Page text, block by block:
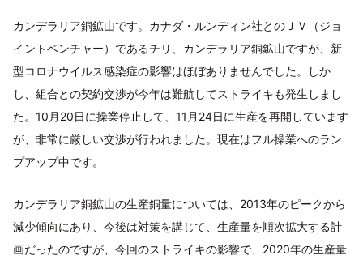
カンデラリア銅鉱山です。カナダ・ルンディン社とのＪＶ（ジョ
イントベンチャー）であるチリ、カンデラリア銅鉱山ですが、新
型コロナウイルス感染症の影響はほぼありませんでした。しか
し、組合との契約交渉が今年は難航してストライキも発生しまし
た。10月20日に操業停止して、11月24日に生産を再開しています
が、非常に厳しい交渉が行われました。現在はフル操業へのラン
プアップ中です。
カンデラリア銅鉱山の生産銅量については、2013年のピークから
減少傾向にあり、今後は対策を講じて、生産量を順次拡大する計
画だったのですが、今回のストライキの影響で、2020年の生産量